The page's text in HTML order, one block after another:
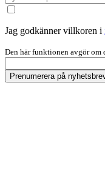
Jag godkänner villkoren i
Den här funktionen avgör om